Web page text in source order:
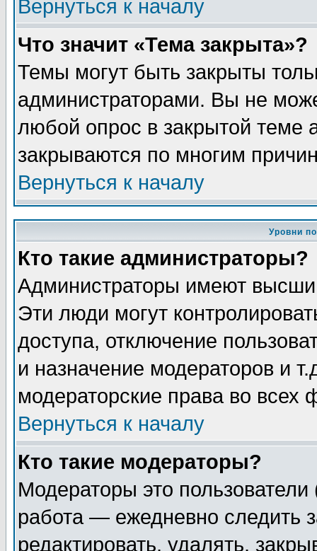
Вернуться к началу
Что значит «Тема закрыта»?
Темы могут быть закрыты
администраторами. Вы не
любой опрос в закрытой теме
закрываются по многим
Вернуться к началу
Уровни
Кто такие администраторы?
Администраторы имеют
Эти люди могут
доступа, отключение
и назначение модераторов и
модераторские права во всех
Вернуться к началу
Кто такие модераторы?
Модераторы это
работа — ежедневно следить
редактировать, удалять,